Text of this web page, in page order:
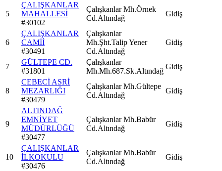
5
ÇALIŞKANLAR
MAHALLESİ
#30102
Çalışkanlar Mh.Örnek
Cd.Altındağ
Gidiş
6
ÇALIŞKANLAR
CAMİİ
#30491
Çalışkanlar
Mh.Şht.Talip Yener
Cd.Altındağ
Gidiş
7
GÜLTEPE CD.
#31801
Çalışkanlar
Mh.Mh.687.Sk.Altındağ
Gidiş
8
CEBECİ ASRİ
MEZARLIĞI
#30479
Çalışkanlar Mh.Gültepe
Cd.Altındağ
Gidiş
9
ALTINDAĞ
EMNİYET
MÜDÜRLÜĞÜ
#30477
Çalışkanlar Mh.Babür
Cd.Altındağ
Gidiş
10
ÇALIŞKANLAR
İLKOKULU
#30476
Çalışkanlar Mh.Babür
Cd.Altındağ
Gidiş